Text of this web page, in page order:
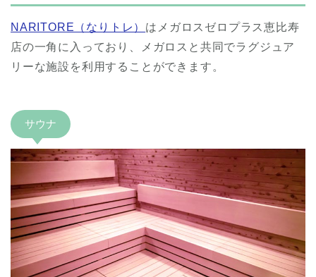
NARITORE（なりトレ） はメガロスゼロプラス恵比寿
店の一角に入っており、メガロスと共同でラグジュア
リーな施設を利用することができます。
サウナ